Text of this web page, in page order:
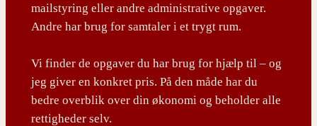
mailstyring eller andre administrative opgaver.
Andre har brug for samtaler i et trygt rum.
Vi finder de opgaver du har brug for hjælp til – og
jeg giver en konkret pris. På den måde har du
bedre overblik over din økonomi og beholder alle
rettigheder selv.